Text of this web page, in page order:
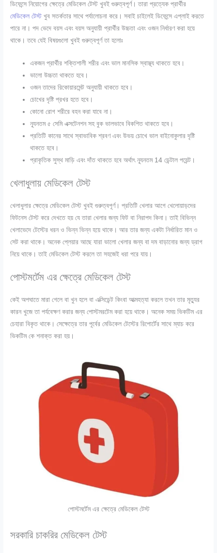
ডিফেন্সে নিয়োগের ক্ষেত্রে মেডিকেল টেস্ট খুবই গুরুত্বপূর্ণ। তারা প্রত্যেক প্রার্থীর
মেডিকেল টেস্ট খুব সতর্কতার সাথে পর্যালোচনা করে। সবাই চাইলেই ডিফেন্সে এপ্লাই করতে
পারে না। পদ ভেদে বয়স এবং বয়স অনুযায়ী প্রার্থীর উচ্চতা এবং ওজন নির্ধারণ করা হয়ে
থাকে। তবে যেই বিষয়গুলো খুবই গুরুত্বপূর্ণ তা হলোঃ
একজন প্রার্থীর শক্তিশালী শরীর এবং ভাল মানসিক স্বাস্থ্য থাকতে হবে।
ভালো উচ্চতা থাকতে হবে।
ওজন তাদের রিকোয়ারমেন্ট অনুযায়ী থাকতে হবে।
চোখের দৃষ্টি প্রখর হতে হবে।
কোনো রোগ শরীরে বহন করা যাবে না।
ন্যূনতম ৫ সেমি এক্সটেনশন সহ বুক ভালভাবে বিকশিত থাকতে হবে।
প্রতিটি কানের সাথে স্বাভাবিক শ্রবণ এবং উভয় চোখে ভাল বাইনোকুলার দৃষ্টি
থাকতে হবে।
প্রাকৃতিক সুস্থ মাড়ি এবং দাঁত থাকতে হবে অর্থাৎ ন্যূনতম 14 ডেন্টাল পয়েন্ট।
খেলাধুলায় মেডিকেল টেস্ট
খেলাধুলার ক্ষেত্রে মেডিকেল টেস্ট খুবই গুরুত্বপূর্ণ। প্রতিটি খেলার আগে খেলোয়াড়দের
ফিটনেস টেস্ট করে দেখতে হয় যে তারা খেলার জন্য ফিট বা নিরাপদ কিনা। তাই বিভিন্ন
খেলাভেদে টেস্টের ধরন ও ভিন্ন ভিন্ন হয়ে থাকে। আর তার জন্য একটা নির্ধারিত মান ও
সেট করা থাকে। অনেক প্লেয়ার আছে যারা ভালো খেলার জন্য বা দম বাড়ানোর জন্য ড্রাগ
নিয়ে থাকে। তাই মেডিকেল টেস্ট করলে তা সহজেই ধরা পরে যায়।
পোস্টমর্টেম এর ক্ষেত্রে মেডিকেল টেস্ট
কেই অপঘাতে মারা গেলে বা খুন হলে বা এক্সিডেন্ট কিংবা আত্মহত্যা করলে তখন তার মৃত্যুর
কারন খুজে তা পর্যবেক্ষণ করার জন্য পোস্টমরটেম করা হয়ে থাকে। অনেক সময় ভিকটিম এর
চেহারা বিকৃত থাকে। সেক্ষেত্রে তার পূর্বের মেডিকেল টেস্টের রিপোর্টের সাথে ম্যাচ করে
ভিকটিম কে শনাক্ত করা হয়।
পোস্টমর্টেম এর ক্ষেত্রে মেডিকেল টেস্ট
সরকারি চাকরির মেডিকেল টেস্ট